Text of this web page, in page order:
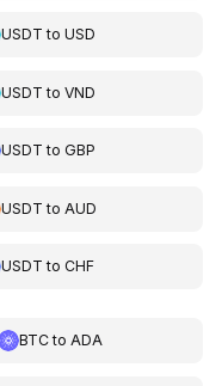
USDT toUSD
USDT toVND
USDT toGBP
USDT to AUD
USDT toCHF
BTCto ADA